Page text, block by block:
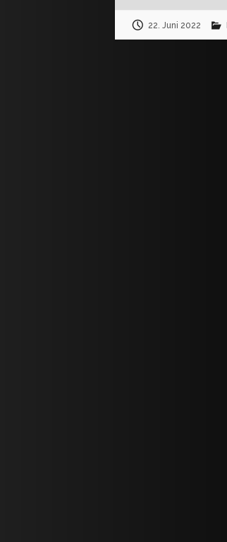
22. Juni 2022